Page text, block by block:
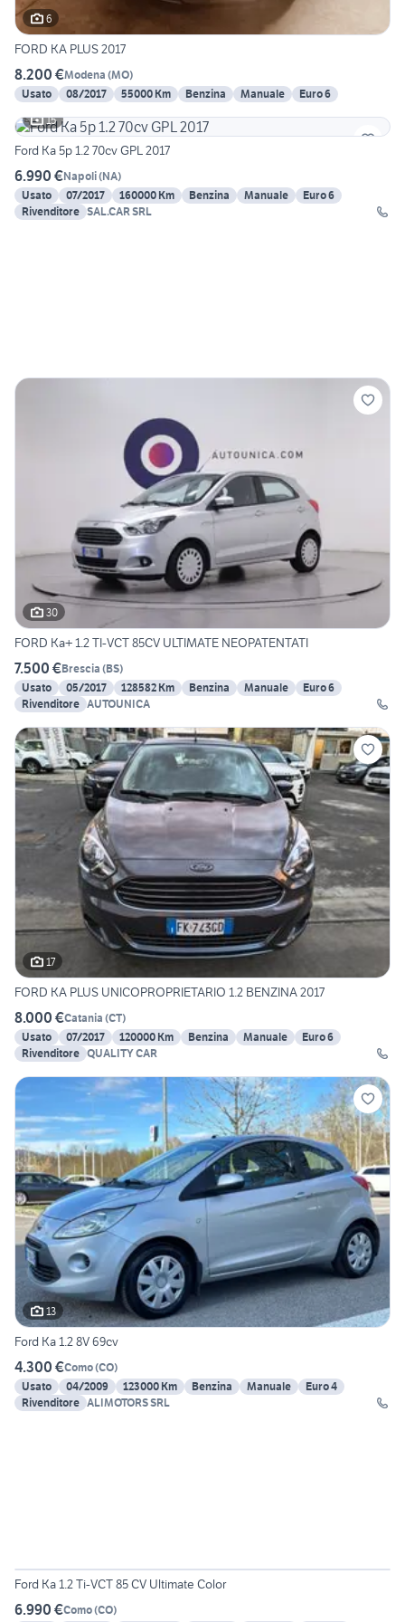
6
FORD KA PLUS 2017
8.200 €Modena (MO)
Usato
08/2017 55000 Km Benzina Manuale
Euro 6
15
Ford Ka 5p 1.2 70cv GPL 2017
6.990 €Napoli(NA)
Usato
07/2017 160000 Km Benzina Manuale
Euro 6
Rivenditore SAL.CAR SRL
30
FORD Ka+ 1.2 TI-VCT 85CV ULTIMATE NEOPATENTATI
7.500 €Brescia (BS)
Usato
05/2017 128582 Km Benzina Manuale
Euro 6
Rivenditore AUTOUNICA
17
FORD KA PLUS UNICOPROPRIETARIO 1.2 BENZINA 2017
8.000 €Catania (CT)
Usato
07/2017 120000 Km Benzina Manuale
Euro 6
Rivenditore QUALITY CAR
13
Ford Ka 1.2 8V 69cv
4.300 €Como(CO)
Usato
04/2009 123000 Km Benzina Manuale
Euro 4
Rivenditore ALIMOTORS SRL
Ford Ka 1.2 Ti-VCT 85 CV Ultimate Color
6.990 €Como(CO)